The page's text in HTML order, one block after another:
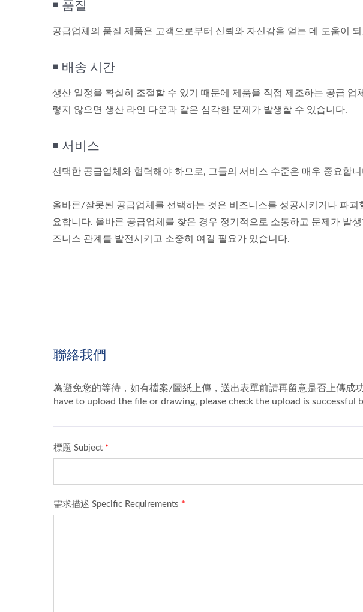
￭ 품질
공급업체의 품질 제품은 고객으로부터 신뢰와 자신감을 얻는 데 도움이
￭ 배송 시간
생산 일정을 확실히 조절할 수 있기 때문에 제품을 직접 제조하는 공급
렇지 않으면 생산 라인 다운과 같은 심각한 문제가 발생할 수 있습니다.
￭ 서비스
선택한 공급업체와 협력해야 하므로, 그들의 서비스 수준은 매우 중요합
올바른/잘못된 공급업체를 선택하는 것은 비즈니스를 성공시키거나 파
요합니다. 올바른 공급업체를 찾은 경우 정기적으로 소통하고 문제가 발
즈니스 관계를 발전시키고 소중히 여길 필요가 있습니다.